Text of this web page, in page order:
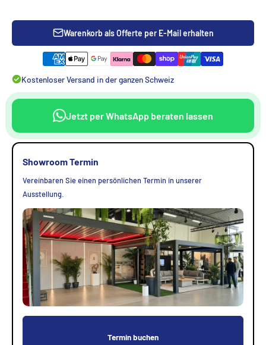
Warenkorb als Offerte per E-Mail erhalten
Kostenloser Versand in der ganzen Schweiz
Jetzt per WhatsApp beraten lassen
Showroom Termin
Vereinbaren Sie einen persönlichen Termin in unserer
Ausstellung.
Termin buchen